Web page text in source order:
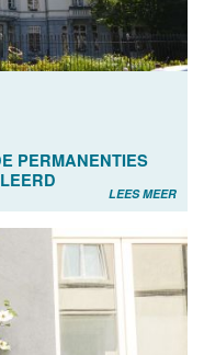
PERMANENTIES
LEES MEER